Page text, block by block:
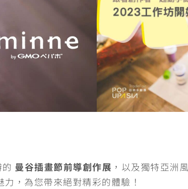
曼谷插畫節前導創作展 ，以及獨特亞洲
，為您帶來絕對精彩的體驗！